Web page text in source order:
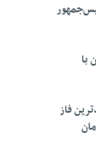
با
فاز